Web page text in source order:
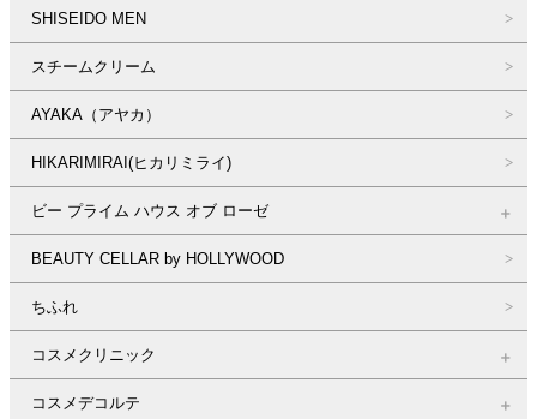
SHISEIDO MEN
スチームクリーム
AYAKA（アヤカ）
HIKARIMIRAI(ヒカリミライ)
ビー プライム ハウス オブ ローゼ
BEAUTY CELLAR by HOLLYWOOD
ちふれ
コスメクリニック
コスメデコルテ